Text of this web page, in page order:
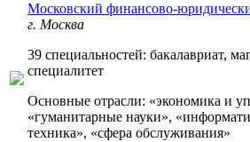
Московский финансово-
г. Москва
39 специальностей: бакалавриат,
специалитет
Основные отрасли: «экономика и
«гуманитарные науки»,
техника», «сфера обслуживания»